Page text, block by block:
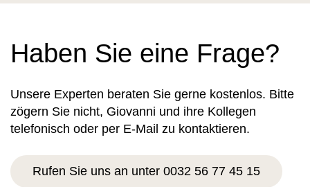
Haben Sie eine Frage?
Unsere Experten beraten Sie gerne kostenlos. Bitte
zögern Sie nicht, Giovanni und ihre Kollegen
telefonisch oder per E-Mail zu kontaktieren.
Rufen Sie uns an unter 0032 56 77 45 15